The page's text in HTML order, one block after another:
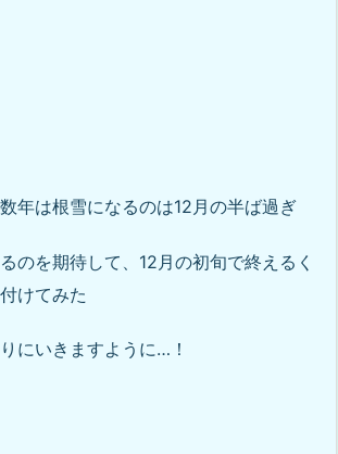
年は根雪になるのは12月の半ば過ぎ
のを期待して、12月の初旬で終えるく
けてみた
にいきますように…！